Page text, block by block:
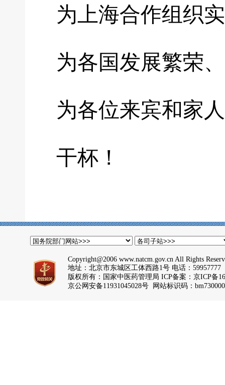
为上海合作组织
为各国发展繁荣
为各位来宾和家
干杯！
Copyright@2006 www.natcm.gov.cn All Rights
地址：北京市东城区工体西路1号 电话：59957777
版权所有：国家中医药管理局 ICP备案： 京ICP备
京公网安备11931045028号 网站标识码：